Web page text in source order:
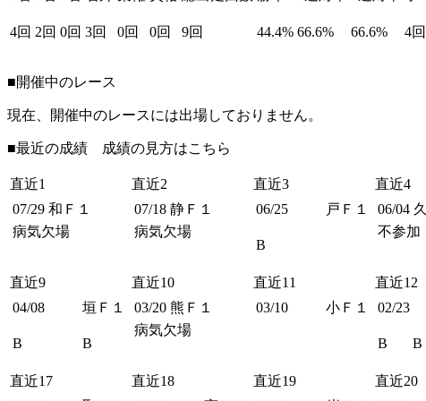
4回 2回 0回 3回 0回 0回 9回 44.4% 66.6% 66.6% 4回
■開催中のレース
現在、開催中のレースには出場しておりません。
■最近の成績 成績の見方はこちら
直近1 直近2 直近3 直近4
07/29 和Ｆ１
病気欠場
07/18 静Ｆ１
病気欠場
06/25 戸Ｆ１
B
06/04
不参加
直近9 直近10 直近11 直近12
04/08
垣Ｆ１
B B
03/20 熊Ｆ１
病気欠場
03/10 小Ｆ１ 02/23
B B
直近17 直近18 直近19
直近20